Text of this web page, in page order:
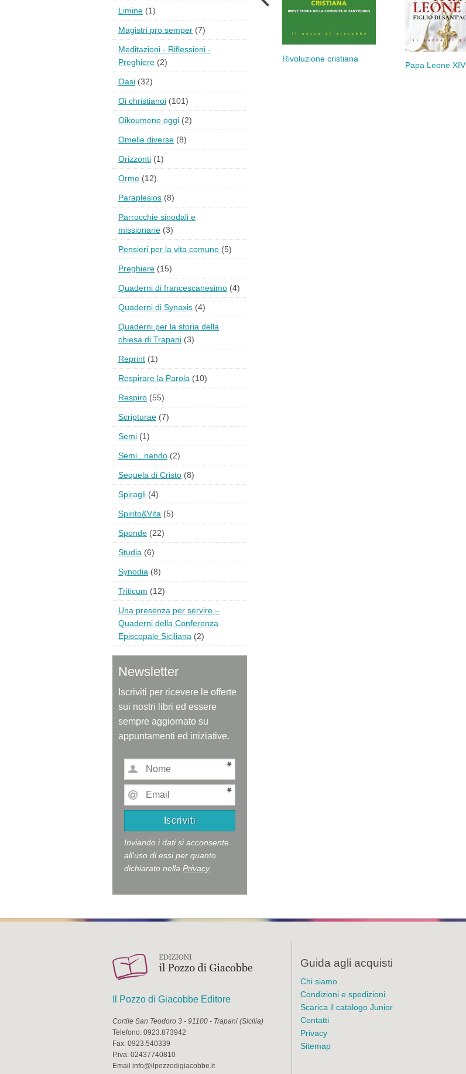
Rivoluzione cristiana
Papa Leone XIV
Limine (1)
Magistri pro semper (7)
Meditazioni - Riflessioni -
Preghiere (2)
Oasi (32)
Oi christianoi (101)
Oikoumene oggi (2)
Omelie diverse (8)
Orizzonti (1)
Orme (12)
Paraplesios (8)
Parrocchie sinodali e
missionarie (3)
Pensieri per la vita comune (5)
Preghiere (15)
Quaderni di francescanesimo (4)
Quaderni di Synaxis (4)
Quaderni per la storia della
chiesa di Trapani (3)
Reprint (1)
Respirare la Parola (10)
Respiro (55)
Scripturae (7)
Semi (1)
Semi...nando (2)
Sequela di Cristo (8)
Spiragli (4)
Spirito&Vita (5)
Sponde (22)
Studia (6)
Synodia (8)
Triticum (12)
Una presenza per servire –
Quaderni della Conferenza
Episcopale Siciliana (2)
Newsletter
Iscriviti per ricevere le offerte
sui nostri libri ed essere
sempre aggiornato su
appuntamenti ed iniziative.
Inviando i dati si acconsente
all'uso di essi per quanto
dichiarato nella Privacy
Il Pozzo di Giacobbe Editore
Cortile San Teodoro 3 - 91100 - Trapani (Sicilia)
Telefono: 0923.873942
Fax: 0923.540339
P.iva: 02437740810
Email info@ilpozzodigiacobbe.it
Guida agli acquisti
Chi siamo
Condizioni e spedizioni
Scarica il catalogo Junior
Contatti
Privacy
Sitemap